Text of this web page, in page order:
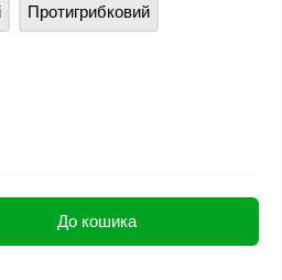
Протигрибковий
До кошика